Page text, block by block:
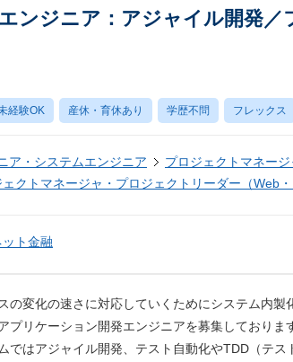
ンジニア：アジャイル開発
経験OK 産休・育休あり 学歴不問 フレックス
ア・システムエンジニア
プロジェクトマネー
ェクトマネージャ・プロジェクトリーダー（Web・
ット金融
の変化の速さに対応していくためにシステム内製
プリケーション開発エンジニアを募集しておりま
ではアジャイル開発、テスト自動化やTDD（テ